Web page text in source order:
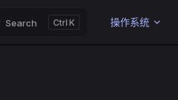
Search K 操作系统